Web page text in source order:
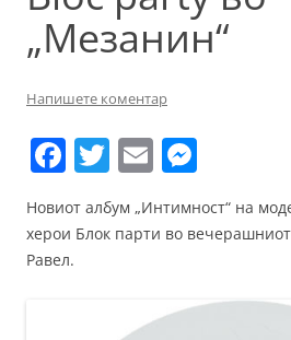
„Мезанин“
Напишете коментар
F
c
e
T
w
itt
E
ai ss
n
Новиот албум „Интимност“ на
херои Блок парти во
Равел.